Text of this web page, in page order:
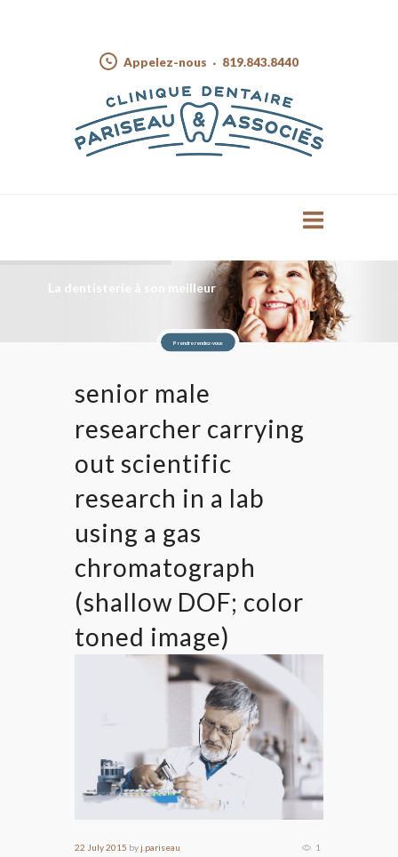
Appelez-nous 819.843.8440
La dentisterie à son meilleur
Prendre rendez-vous
senior male
researcher carrying
out scientific
research in a lab
using a gas
chromatograph
(shallow DOF; color
toned image)
22 July 2015 byj.pariseau 1